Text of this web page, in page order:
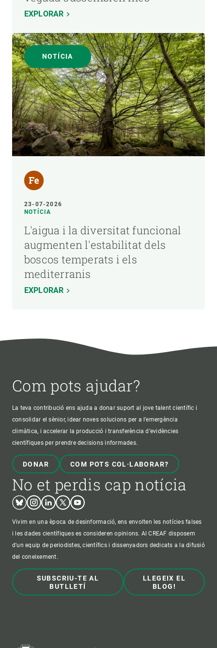
EXPLORAR
NOTÍCIA
23-07-2026
NOTÍCIA
L'aigua i la diversitat funcional
augmenten l'estabilitat dels
boscos temperats i els
mediterranis
EXPLORAR
Com pots ajudar?
La teva contribució ens ajuda a donar suport al jove talent científic i
consolidar el sènior, idear noves solucions per a l'emergència
climàtica, i accelerar la producció i transferència d’evidències
científiques per prendre decisions informades.
DONAR COM POTS COL·LABORAR?
No et perdis cap notícia
BlueskyInstagram
LinkedinTwitterYoutube
Vivim en una època de desinformació, ens envolten les notícies falses
i les dades científiques es consideren opinions. Al CREAF disposem
d'un equip de periodistes, científics i dissenyadors dedicats a la difusió
del coneixement.
SUBSCRIU-TE AL
BUTLLETÍ
LLEGEIX EL
BLOG!